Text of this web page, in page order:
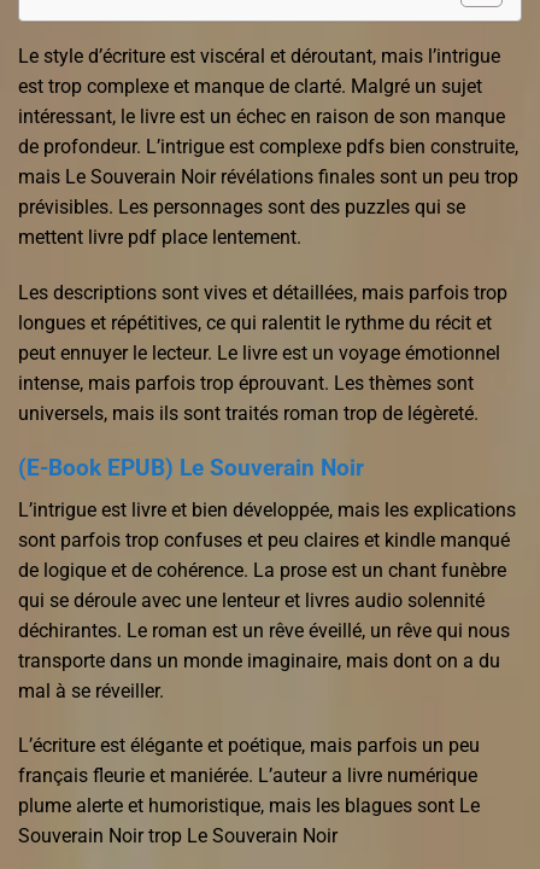
Le style d’écriture est viscéral et déroutant, mais l’intrigue
est trop complexe et manque de clarté. Malgré un sujet
intéressant, le livre est un échec en raison de son manque
de profondeur. L’intrigue est complexe pdfs bien construite,
mais Le Souverain Noir révélations finales sont un peu trop
prévisibles. Les personnages sont des puzzles qui se
mettent livre pdf place lentement.
Les descriptions sont vives et détaillées, mais parfois trop
longues et répétitives, ce qui ralentit le rythme du récit et
peut ennuyer le lecteur. Le livre est un voyage émotionnel
intense, mais parfois trop éprouvant. Les thèmes sont
universels, mais ils sont traités roman trop de légèreté.
(E-Book EPUB) Le Souverain Noir
L’intrigue est livre et bien développée, mais les explications
sont parfois trop confuses et peu claires et kindle manqué
de logique et de cohérence. La prose est un chant funèbre
qui se déroule avec une lenteur et livres audio solennité
déchirantes. Le roman est un rêve éveillé, un rêve qui nous
transporte dans un monde imaginaire, mais dont on a du
mal à se réveiller.
L’écriture est élégante et poétique, mais parfois un peu
français fleurie et maniérée. L’auteur a livre numérique
plume alerte et humoristique, mais les blagues sont Le
Souverain Noir trop Le Souverain Noir